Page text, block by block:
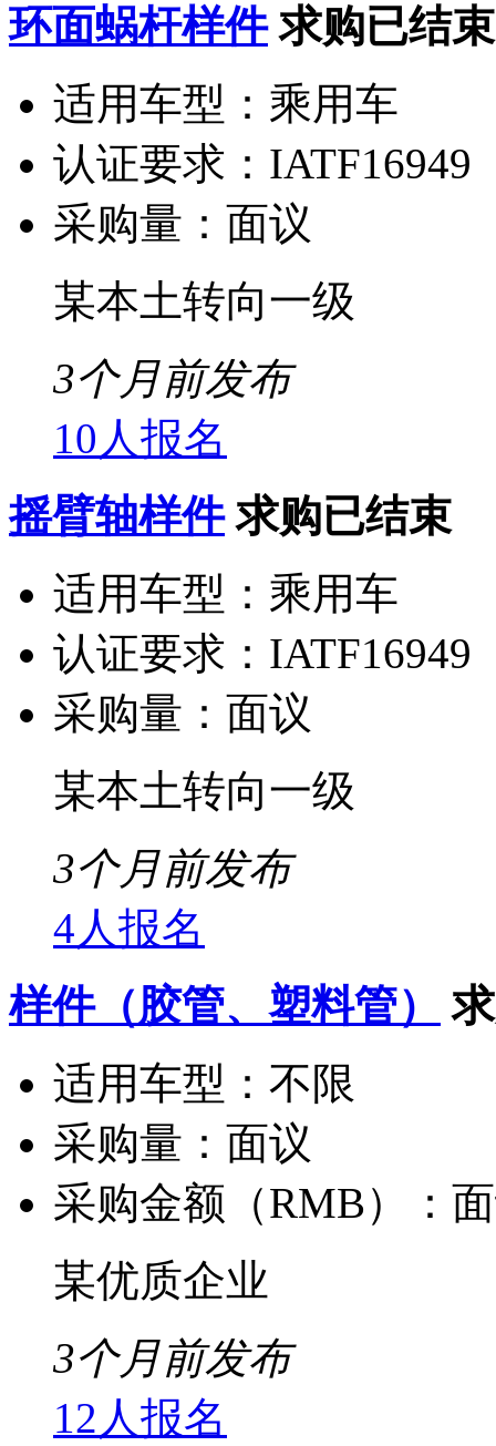
环面蜗杆样件 求购已结束
适用车型： 乘用车
认证要求： IATF16949
采购量： 面议
某本土转向一级
3个月前发布
10人报名
摇臂轴样件 求购已结束
适用车型： 乘用车
认证要求： IATF16949
采购量： 面议
某本土转向一级
3个月前发布
4人报名
样件（胶管、塑料管）
适用车型： 不限
采购量： 面议
采购金额（RMB）：
某优质企业
3个月前发布
12人报名